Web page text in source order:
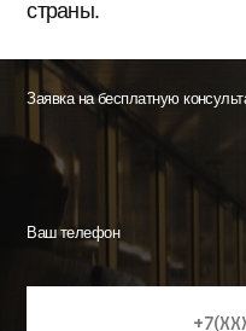
страны.
Заявка на бесплатную
Ваш телефон